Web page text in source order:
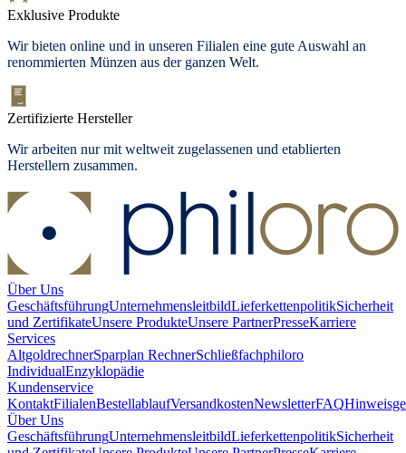
Exklusive Produkte
Wir bieten online und in unseren Filialen eine gute Auswahl an
renommierten Münzen aus der ganzen Welt.
Zertifizierte Hersteller
Wir arbeiten nur mit weltweit zugelassenen und etablierten
Herstellern zusammen.
Über Uns
GeschäftsführungUnternehmensleitbildLieferkettenpolitikSicherheit
und ZertifikateUnsere ProdukteUnsere PartnerPresseKarriere
Services
AltgoldrechnerSparplan RechnerSchließfachphiloro
IndividualEnzyklopädie
Kundenservice
KontaktFilialenBestellablaufVersandkostenNewsletterFAQ
Über Uns
GeschäftsführungUnternehmensleitbildLieferkettenpolitikSicherheit